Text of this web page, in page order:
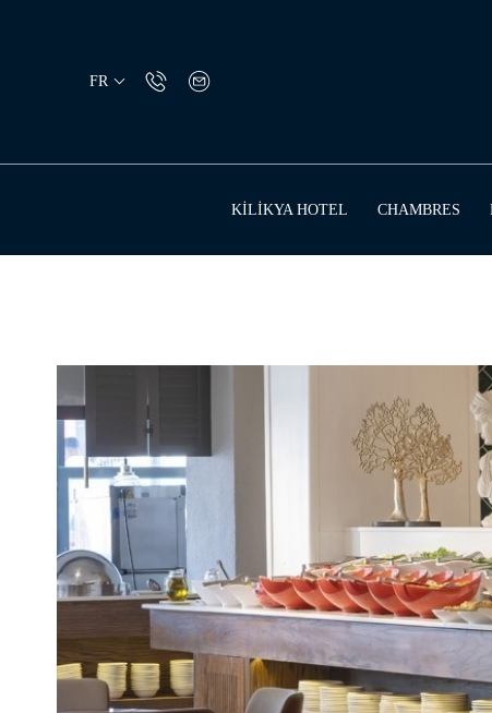
KİLİKYA HOTEL CHAMBRES